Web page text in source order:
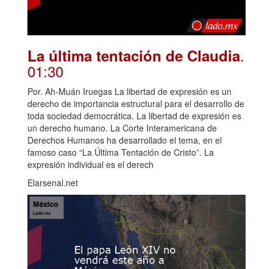
La última tentación de Claudia.
01:30
Por. Ah-Muán Iruegas La libertad de expresión es un
derecho de importancia estructural para el desarrollo de
toda sociedad democrática. La libertad de expresión es
un derecho humano. La Corte Interamericana de
Derechos Humanos ha desarrollado el tema, en el
famoso caso “La Última Tentación de Cristo”. La
expresión individual es el derech
Elarsenal.net